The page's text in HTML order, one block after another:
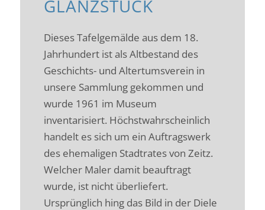
GLANZSTÜCK
Dieses Tafelgemälde aus dem 18.
Jahrhundert ist als Altbestand des
Geschichts- und Altertumsverein in
unsere Sammlung gekommen und
wurde 1961 im Museum
inventarisiert. Höchstwahrscheinlich
handelt es sich um ein Auftragswerk
des ehemaligen Stadtrates von Zeitz.
Welcher Maler damit beauftragt
wurde, ist nicht überliefert.
Ursprünglich hing das Bild in der Diele